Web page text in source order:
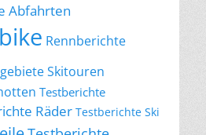
Abfahrten
Rennberichte
Skitouren
Testberichte
Räder Testberichte Ski